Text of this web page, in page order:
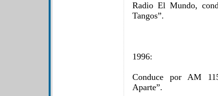
Radio El Mundo,
Tangos”.
1996:
Conduce por AM
Aparte”.